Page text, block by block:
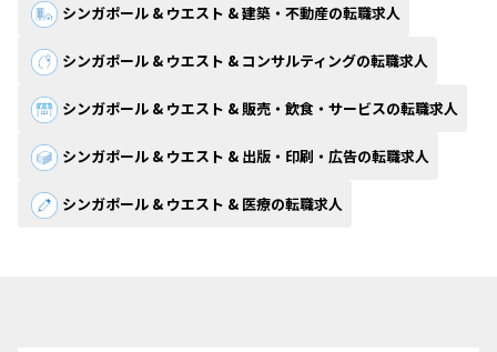
シンガポール & ウエスト & 建築・不動産の転職求人
シンガポール & ウエスト & コンサルティングの転職求人
シンガポール & ウエスト & 販売・飲食・サービスの転職求人
シンガポール & ウエスト & 出版・印刷・広告の転職求人
シンガポール & ウエスト & 医療の転職求人